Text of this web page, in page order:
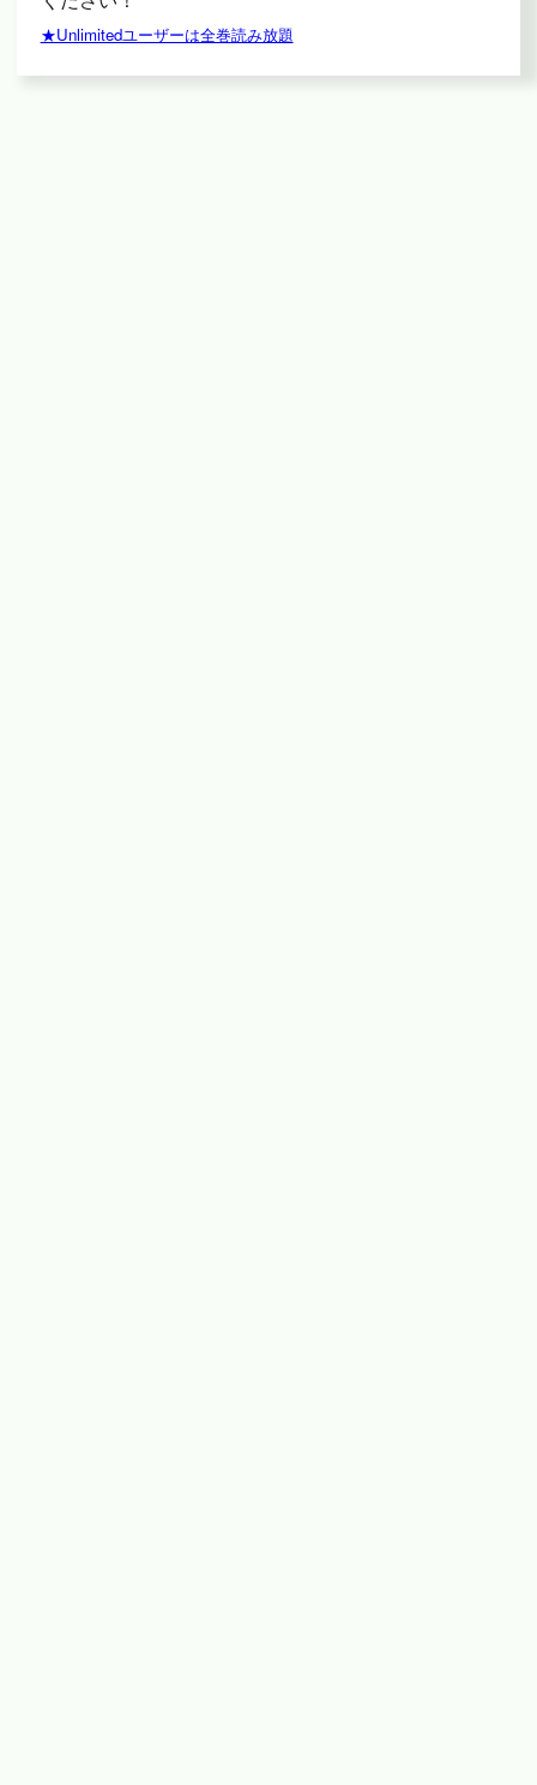
★Unlimitedユーザーは全巻読み放題